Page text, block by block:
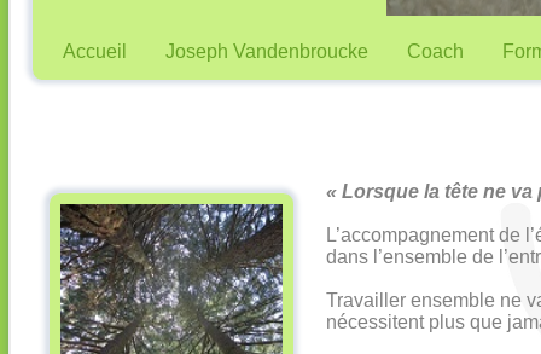
Accueil Joseph Vandenbroucke Coach
« Lorsque la tête ne va
L’accompagnement de
dans l’ensemble de
Travailler ensemble ne
nécessitent plus que